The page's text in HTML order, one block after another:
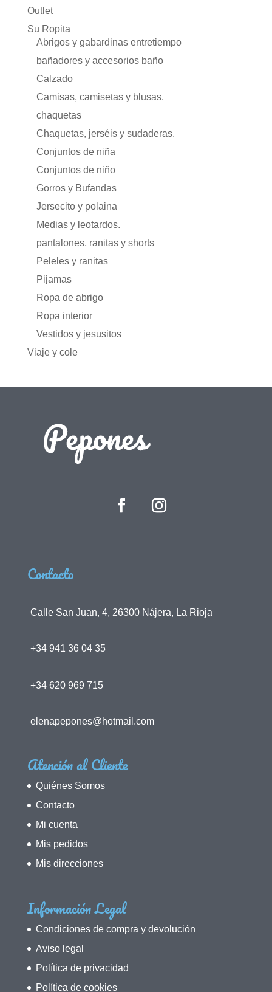
Outlet
Su Ropita
Abrigos y gabardinas entretiempo
bañadores y accesorios baño
Calzado
Camisas, camisetas y blusas.
chaquetas
Chaquetas, jerséis y sudaderas.
Conjuntos de niña
Conjuntos de niño
Gorros y Bufandas
Jersecito y polaina
Medias y leotardos.
pantalones, ranitas y shorts
Peleles y ranitas
Pijamas
Ropa de abrigo
Ropa interior
Vestidos y jesusitos
Viaje y cole
Contacto
Calle San Juan, 4, 26300 Nájera, La Rioja
+34 941 36 04 35
+34 620 969 715
elenapepones@hotmail.com
Atención al Cliente
Quiénes Somos
Contacto
Mi cuenta
Mis pedidos
Mis direcciones
Información Legal
Condiciones de compra y devolución
Aviso legal
Política de privacidad
Política de cookies